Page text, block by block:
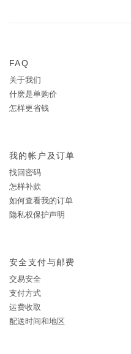
FAQ
关于我们
什麽是单购价
怎样更省钱
我的帐户及订单
找回密码
怎样补款
如何查看我的订单
隐私权保护声明
安全支付与邮费
交易安全
支付方式
运费收取
配送时间和地区